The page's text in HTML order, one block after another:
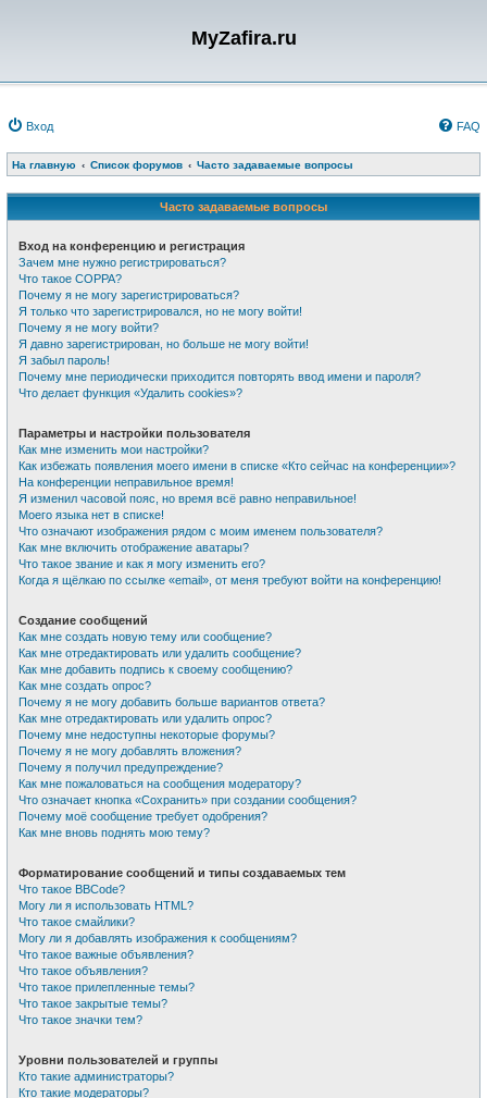
MyZafira.ru
Вход FAQ
На главную Список форумов Часто задаваемые вопросы
Часто задаваемые вопросы
Вход на конференцию и регистрация
Зачем мне нужно регистрироваться?
Что такое COPPA?
Почему я не могу зарегистрироваться?
Я только что зарегистрировался, но не могу войти!
Почему я не могу войти?
Я давно зарегистрирован, но больше не могу войти!
Я забыл пароль!
Почему мне периодически приходится повторять ввод имени и пароля?
Что делает функция «Удалить cookies»?
Параметры и настройки пользователя
Как мне изменить мои настройки?
Как избежать появления моего имени в списке «Кто сейчас на конференции»?
На конференции неправильное время!
Я изменил часовой пояс, но время всё равно неправильное!
Моего языка нет в списке!
Что означают изображения рядом с моим именем пользователя?
Как мне включить отображение аватары?
Что такое звание и как я могу изменить его?
Когда я щёлкаю по ссылке «email», от меня требуют войти на конференцию!
Создание сообщений
Как мне создать новую тему или сообщение?
Как мне отредактировать или удалить сообщение?
Как мне добавить подпись к своему сообщению?
Как мне создать опрос?
Почему я не могу добавить больше вариантов ответа?
Как мне отредактировать или удалить опрос?
Почему мне недоступны некоторые форумы?
Почему я не могу добавлять вложения?
Почему я получил предупреждение?
Как мне пожаловаться на сообщения модератору?
Что означает кнопка «Сохранить» при создании сообщения?
Почему моё сообщение требует одобрения?
Как мне вновь поднять мою тему?
Форматирование сообщений и типы создаваемых тем
Что такое BBCode?
Могу ли я использовать HTML?
Что такое смайлики?
Могу ли я добавлять изображения к сообщениям?
Что такое важные объявления?
Что такое объявления?
Что такое прилепленные темы?
Что такое закрытые темы?
Что такое значки тем?
Уровни пользователей и группы
Кто такие администраторы?
Кто такие модераторы?